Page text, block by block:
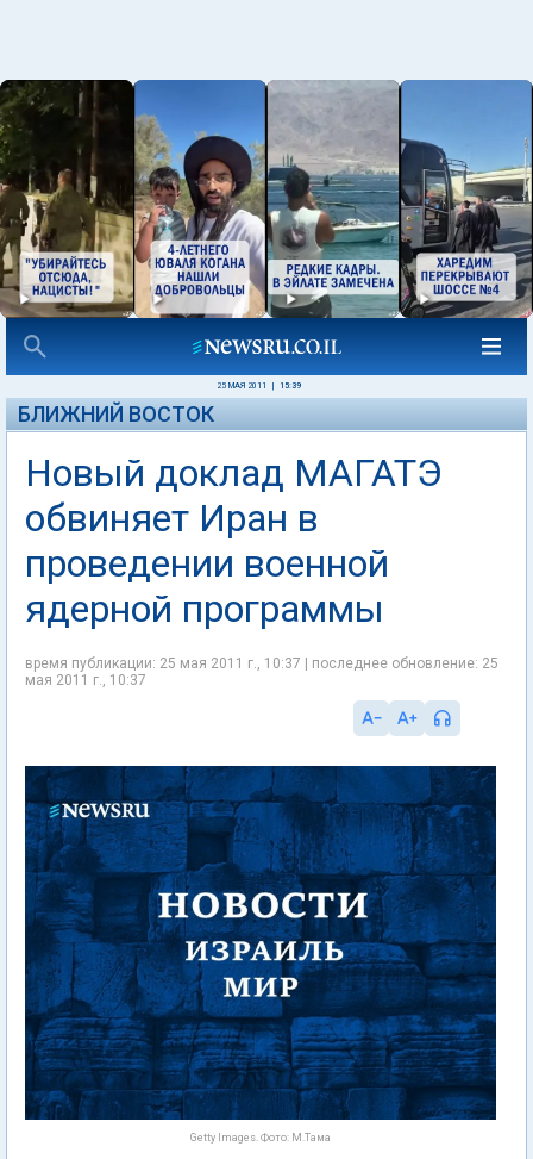
25 МАЯ 2011 15:39
БЛИЖНИЙ ВОСТОК
Новый доклад МАГАТЭ
обвиняет Иран в
проведении военной
ядерной программы
время публикации: 25 мая 2011 г., 10:37 | последнее обновление: 25
мая 2011 г., 10:37
Getty Images. Фото: М.Тама